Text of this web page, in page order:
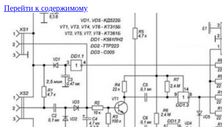
Перейти к содержимому